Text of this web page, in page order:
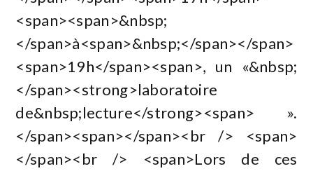
<span><span>&nbsp;
</span>à<span>&nbsp;</span></span>
<span>19h</span><span>, un «&nbsp;
</span><strong>laboratoire
de&nbsp;lecture</strong><span> ».
</span><span></span><br /> <span>
</span><br /> <span>Lors de ces